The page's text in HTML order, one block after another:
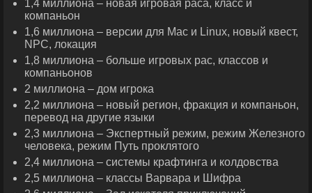
1,4 миллиона – новая игровая раса, класс и
компаньон
1,6 миллиона – версии для Mac и Linux, новый квест,
NPC, локация
1,8 миллиона – больше игровых рас, классов и
компаньонов
2 миллиона – дом игрока
2,2 миллиона – новый регион, фракция и компаньон,
перевод на другие языки
2,3 миллиона – Экспертный режим, режим Железного
человека, режим Путь проклятого
2,4 миллиона – системы крафтинга и колдовства
2,5 миллиона – классы Варвара и Шифра